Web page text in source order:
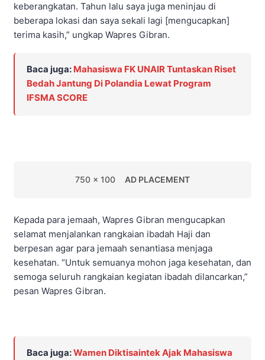
keberangkatan. Tahun lalu saya juga meninjau di
beberapa lokasi dan saya sekali lagi [mengucapkan]
terima kasih,” ungkap Wapres Gibran.
Baca juga: Mahasiswa FK UNAIR Tuntaskan Riset
Bedah Jantung Di Polandia Lewat Program
IFSMA SCORE
750 x 100 AD PLACEMENT
Kepada para jemaah, Wapres Gibran mengucapkan
selamat menjalankan rangkaian ibadah Haji dan
berpesan agar para jemaah senantiasa menjaga
kesehatan. “Untuk semuanya mohon jaga kesehatan, dan
semoga seluruh rangkaian kegiatan ibadah dilancarkan,”
pesan Wapres Gibran.
Baca juga:Wamen Diktisaintek Ajak Mahasiswa